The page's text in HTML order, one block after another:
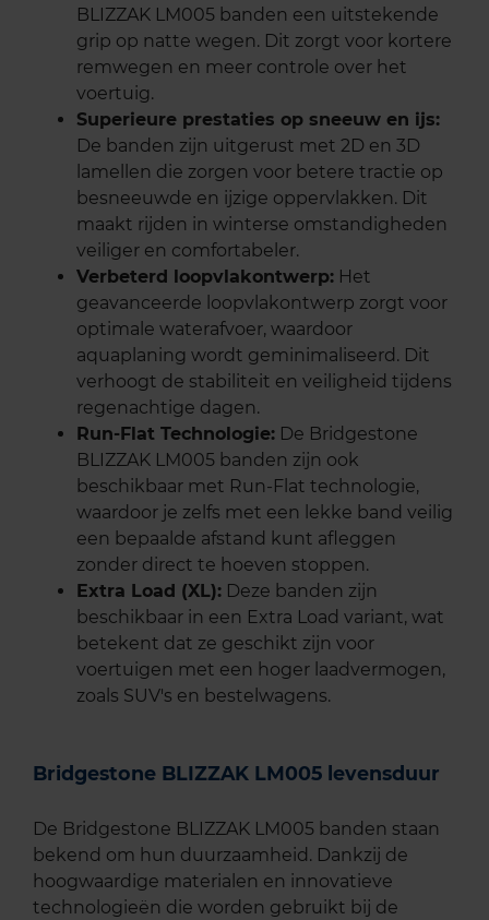
BLIZZAK LM005 banden een uitstekende
grip op natte wegen. Dit zorgt voor kortere
remwegen en meer controle over het
voertuig.
Superieure prestaties op sneeuw en ijs:
De banden zijn uitgerust met 2D en 3D
lamellen die zorgen voor betere tractie op
besneeuwde en ijzige oppervlakken. Dit
maakt rijden in winterse omstandigheden
veiliger en comfortabeler.
Verbeterd loopvlakontwerp: Het
geavanceerde loopvlakontwerp zorgt voor
optimale waterafvoer, waardoor
aquaplaning wordt geminimaliseerd. Dit
verhoogt de stabiliteit en veiligheid tijdens
regenachtige dagen.
Run-Flat Technologie: De Bridgestone
BLIZZAK LM005 banden zijn ook
beschikbaar met Run-Flat technologie,
waardoor je zelfs met een lekke band veilig
een bepaalde afstand kunt afleggen
zonder direct te hoeven stoppen.
Extra Load (XL): Deze banden zijn
beschikbaar in een Extra Load variant, wat
betekent dat ze geschikt zijn voor
voertuigen met een hoger laadvermogen,
zoals SUV's en bestelwagens.
Bridgestone BLIZZAK LM005 levensduur
De Bridgestone BLIZZAK LM005 banden staan
bekend om hun duurzaamheid. Dankzij de
hoogwaardige materialen en innovatieve
technologieën die worden gebruikt bij de